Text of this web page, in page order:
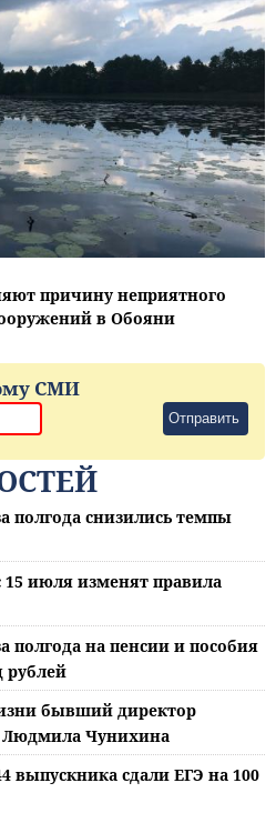
причину неприятного
в Обояни
СМИ
Отправить
полгода снизились темпы
15 июля изменят правила
полгода на пенсии и пособия
рублей
бывший директор
Людмила Чунихина
выпускника сдали ЕГЭ на 100